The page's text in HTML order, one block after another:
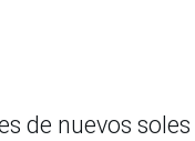
de nuevos